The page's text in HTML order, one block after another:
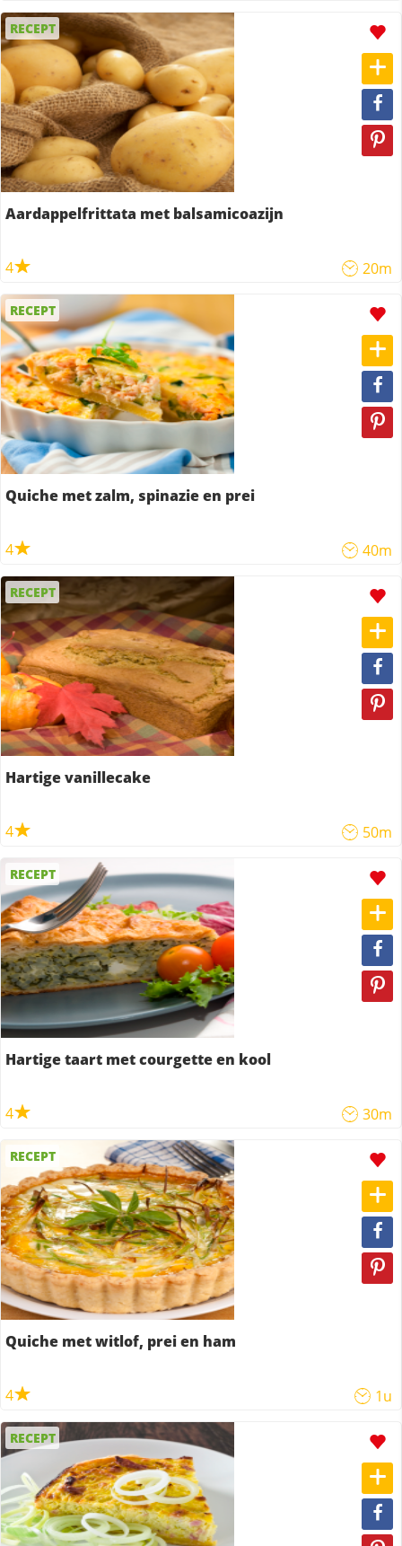
RECEPT
Aardappelfrittata met balsamicoazijn
4 20m
RECEPT
Quiche met zalm, spinazie en prei
4 40m
RECEPT
Hartige vanillecake
4 50m
RECEPT
Hartige taart met courgette en kool
4 30m
RECEPT
Quiche met witlof, prei en ham
4 1u
RECEPT